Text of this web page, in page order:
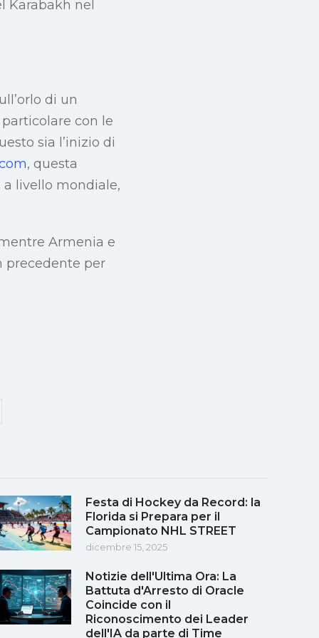
Karabakh nel
di un
con le
sia l’inizio di
, questa
livello mondiale,
Armenia e
precedente per
Festa di Hockey da Record: la
Florida si Prepara per il
Campionato NHL STREET
dicembre 15, 2025
Notizie dell'Ultima Ora: La
Battuta d'Arresto di Oracle
Coincide con il
Riconoscimento dei Leader
dell'IA da parte di Time